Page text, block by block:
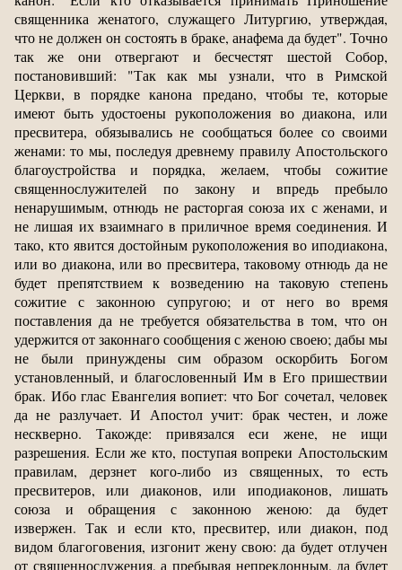
священника женатого, служащего Литургию, утверждая,
что не должен он состоять в браке, анафема да будет". Точно
так же они отвергают и бесчестят шестой Собор,
постановивший: "Так как мы узнали, что в Римской
Церкви, в порядке канона предано, чтобы те, которые
имеют быть удостоены рукоположения во диакона, или
пресвитера, обязывались не сообщаться более со своими
женами: то мы, последуя древнему правилу Апостольского
благоустройства и порядка, желаем, чтобы сожитие
священнослужителей по закону и впредь пребыло
ненарушимым, отнюдь не расторгая союза их с женами, и
не лишая их взаимнаго в приличное время соединения. И
тако, кто явится достойным рукоположения во иподиакона,
или во диакона, или во пресвитера, таковому отнюдь да не
будет препятствием к возведению на таковую степень
сожитие с законною супругою; и от него во время
поставления да не требуется обязательства в том, что он
удержится от законнаго сообщения с женою своею; дабы мы
не были принуждены сим образом оскорбить Богом
установленный, и благословенный Им в Его пришествии
брак. Ибо глас Евангелия вопиет: что Бог сочетал, человек
да не разлучает. И Апостол учит: брак честен, и ложе
нескверно. Такожде: привязался еси жене, не ищи
разрешения. Если же кто, поступая вопреки Апостольским
правилам, дерзнет кого-либо из священных, то есть
пресвитеров, или диаконов, или иподиаконов, лишать
союза и обращения с законною женою: да будет
извержен. Так и если кто, пресвитер, или диакон, под
видом благоговения, изгонит жену свою: да будет отлучен
от священнослужения, а пребывая непреклонным, да будет